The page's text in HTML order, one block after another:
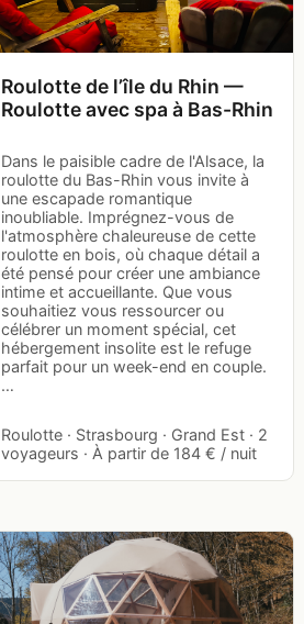
Roulotte de l’île du Rhin —
Roulotte avec spa à Bas-Rhin
Dans le paisible cadre de l'Alsace, la
roulotte du Bas-Rhin vous invite à
une escapade romantique
inoubliable. Imprégnez-vous de
l'atmosphère chaleureuse de cette
roulotte en bois, où chaque détail a
été pensé pour créer une ambiance
intime et accueillante. Que vous
souhaitiez vous ressourcer ou
célébrer un moment spécial, cet
hébergement insolite est le refuge
parfait pour un week-end en couple.
…
Roulotte · Strasbourg · Grand Est · 2
voyageurs · À partir de 184 € / nuit